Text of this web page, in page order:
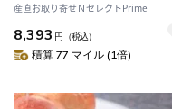
産直お取り寄せＮセレクトPrime
8,393 円 （税込）
積算 77 マイル (1倍)